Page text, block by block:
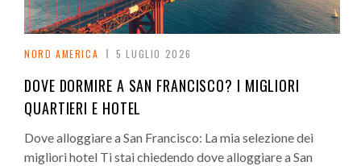
NORD AMERICA 5 LUGLIO 2026
DOVE DORMIRE A SAN FRANCISCO? I MIGLIORI
QUARTIERI E HOTEL
Dove alloggiare a San Francisco: La mia selezione dei
migliori hotel Ti stai chiedendo dove alloggiare a San